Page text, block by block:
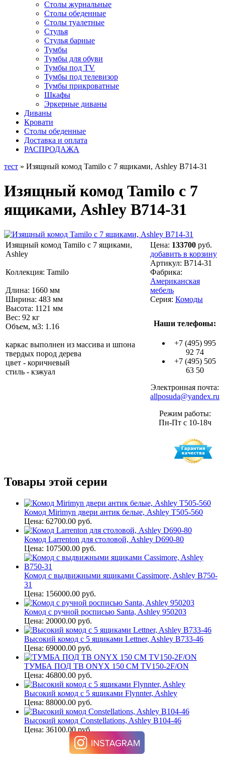
Столы журнальные
Столы обеденные
Столы туалетные
Стулья
Стулья барные
Тумбы
Тумбы для обуви
Тумбы под TV
Тумбы под телевизор
Тумбы прикроватные
Шкафы
Эркерные диваны
Диваны
Кровати
Столы обеденные
Доставка и оплата
РАСПРОДАЖА
тест » Изящный комод Tamilo с 7 ящиками, Ashley B714-31
Изящный комод Tamilo с 7
ящиками, Ashley B714-31
Изящный комод Tamilo с 7 ящиками,
Ashley
Коллекция: Tamilo
Длина: 1660 мм
Ширина: 483 мм
Высота: 1121 мм
Вес: 92 кг
Объем, м3: 1.16
каркас выполнен из массива и шпона
твердых пород дерева
цвет - коричневый
стиль - кэжуал
Цена: 133700 руб.
добавить в корзину
Артикул: B714-31
Фабрика:
Американская
мебель
Серия: Комоды
Наши телефоны:
+7 (495) 995
92 74
+7 (495) 505
63 50
Электронная почта:
allposuda@yandex.ru
Режим работы:
Пн-Пт с 10-18ч
Товары этой серии
Комод Mirimyn двери антик белые, Ashley T505-560
Цена: 62700.00 руб.
Комод Larrenton для столовой, Ashley D690-80
Цена: 107500.00 руб.
Комод с выдвижными ящиками Cassimore, Ashley B750-
31
Цена: 156000.00 руб.
Комод с ручной росписью Santa, Ashley 950203
Цена: 20000.00 руб.
Высокий комод с 5 ящиками Lettner, Ashley B733-46
Цена: 69000.00 руб.
ТУМБА ПОД ТВ ONYX 150 СМ TV150-2F/ON
Цена: 46800.00 руб.
Высокий комод с 5 ящиками Flynnter, Ashley
Цена: 88000.00 руб.
Высокий комод Constellations, Ashley B104-46
Цена: 36100.00 руб.